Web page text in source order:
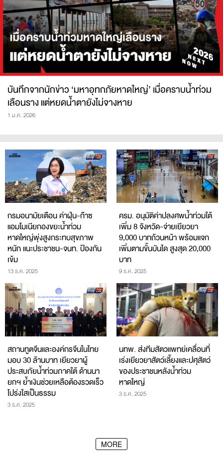
บันทึกจากนักข่าว ‘มหาอุทกภัยหาดใหญ่’ เมื่อคราบน้ำท่วม
เลือนราง แต่หยดน้ำตายังไม่จางหาย
1 ม.ค. 2026
กรมอนามัยเตือน ค่าฝุ่น-ก๊าซ
แอมโมเนียกองขยะน้ำท่วม
หาดใหญ่พุ่งสูงกระทบสุขภาพ
หนัก แนะประชาชน-จนท. ป้องกัน
เข้ม
13 ธ.ค. 2025
ครม. อนุมัติค่าปลงศพน้ำท่วมใต้
เพิ่ม 8 จังหวัด-จ่ายเยียวยา
9,000 บาทถ้วนหน้า พร้อมแจก
เพิ่มตามขั้นบันได สูงสุด 20,000
บาท
9 ธ.ค. 2025
สถานทูตจีนและองค์กรจีนในไทย
มอบ 30 ล้านบาท เยียวยาผู้
ประสบภัยน้ำท่วมภาคใต้ ด้านนา
ยกฯ ย้ำเงินช่วยเหลือต้องรวดเร็ว
โปร่งใสเป็นธรรม
3 ธ.ค. 2025
​นทพ. ส่งทีมสัตวแพทย์เคลื่อนที่
เร่งเยียวยาสัตว์เลี้ยงและปศุสัตว์
ของประชาชนหลังน้ำท่วม
หาดใหญ่
3 ธ.ค. 2025
MORE